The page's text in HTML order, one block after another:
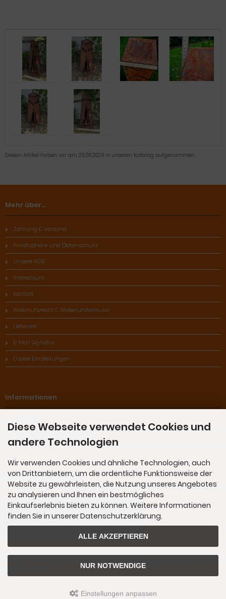
Diesen Artikel haben wir am 25.06.2026 in unseren Katalog aufgenommen.
Mehr über...
Zahlung & Versand
Privatsphäre und Datenschutz
Unsere AGB
Impressum
Kontakt
Widerrufsrecht & Widerrufsformular
Lieferzeit
E-Mail Signatur
Cookie Einstellungen
Informationen
Sitemap
Elektronisches Widerrufsrecht
Zahlungsmethoden
Diese Webseite verwendet Cookies und
andere Technologien
Wir verwenden Cookies und ähnliche Technologien, auch
von Drittanbietern, um die ordentliche Funktionsweise der
Website zu gewährleisten, die Nutzung unseres Angebotes
zu analysieren und Ihnen ein bestmögliches
Einkaufserlebnis bieten zu können. Weitere Informationen
finden Sie in unserer Datenschutzerklärung.
ALLE AKZEPTIEREN
NUR NOTWENDIGE
Einstellungen anpassen